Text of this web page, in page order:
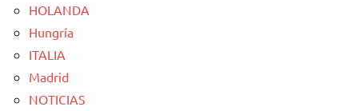
HOLANDA
Hungría
ITALIA
Madrid
NOTICIAS